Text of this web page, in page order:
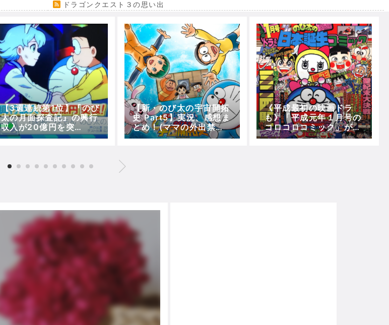
ドラゴンクエスト３の思い出
【3週連続第1位】『のび
太の月面探査記』の興行
収入が20億円を突
破！！(王様のブランチ
【新・のび太の宇宙開拓
史 Part5】実況、感想ま
とめ！(ママの外出禁止
作戦～助けを待つロップ
《平成最初の映画ドラ
も》「平成元年１月号の
コロコロコミック」が無
料で見れる！！！(5月3